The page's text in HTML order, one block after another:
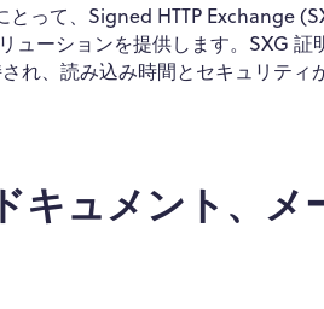
って、Signed HTTP Exchange
ーションを提供します。SXG 証
れ、読み込み時間とセキュリティ
キュメント、メ